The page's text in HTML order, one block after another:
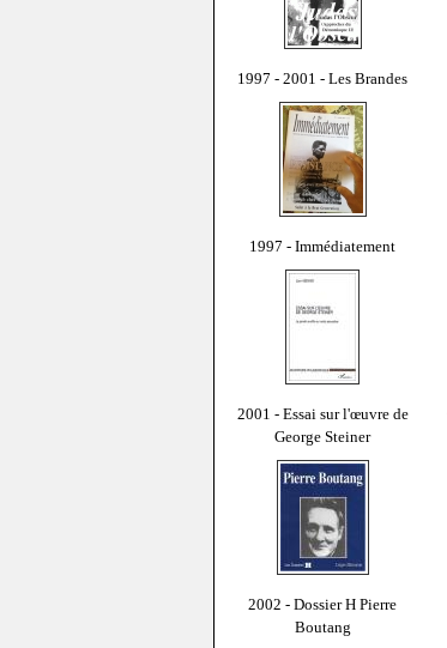
1997 - 2001 - Les Brandes
1997 - Immédiatement
2001 - Essai sur l'œuvre de
George Steiner
2002 - Dossier H Pierre
Boutang